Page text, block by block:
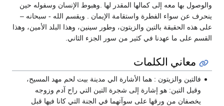
والوصول بها معه إلى كمالها المقدر لها .وهبوط الإنسان وسفوله حين
ينحرف عن سواء الفطرة واستقامة الإيمان . ويقسم الله - سبحانه –
على هذه الحقيقة بالتين والزيتون، وطور سينين، وهذا البلد الأمين، وهذا
القسم على ما عهدنا في كثير من سور الجزء الثاني.
معاني الكلمات
فالتين والزيتون : هما الأشارة الي مدينة بيت لحم مهد المسيح،
وقيل التين: هو إشارة إلى شجرة التين التي راح آدم وزوجه
يخصفان من ورقها على سوآتهما في الجنة التي كانا فيها قبل